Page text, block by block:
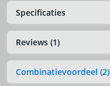
Specificaties
Reviews (1)
Combinatievoordeel (2)